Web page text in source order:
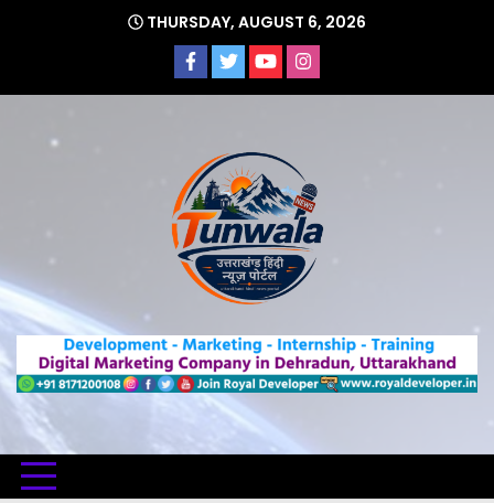
THURSDAY, AUGUST 6, 2026
Uttarakhand Hindi News Portal